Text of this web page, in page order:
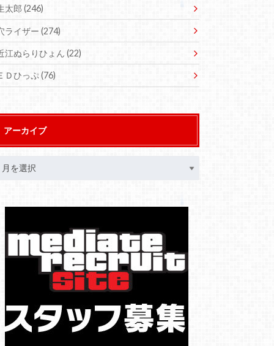
太郎(246)
ライザー(274)
江ぬらりひょん(22)
Ｄひっぷ(76)
アーカイブ